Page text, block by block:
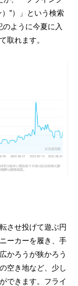
”）」という検索
ように今夏に入
取れます。
させ投げて遊ぶ円
ーカーを履き、手
かろうが狭かろう
空き地など、少し
できます。フライ